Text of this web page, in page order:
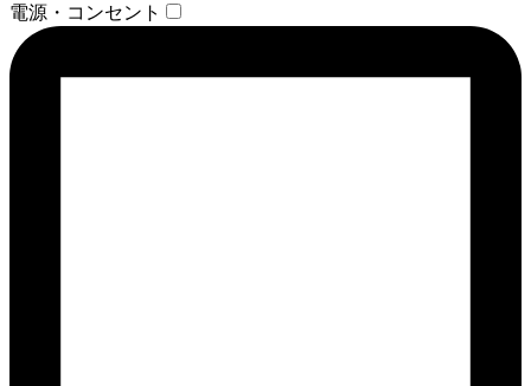
電源・コンセント